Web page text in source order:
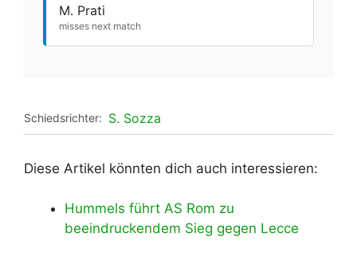
M. Prati
misses next match
Schiedsrichter: S. Sozza
Diese Artikel könnten dich auch interessieren:
Hummels führt AS Rom zu
beeindruckendem Sieg gegen Lecce